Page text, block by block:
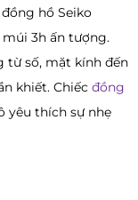
hồ Seiko
múi 3h ấn tượng.
từ số, mặt kính đến
khiết. Chiếc đồng
yêu thích sự nhẹ